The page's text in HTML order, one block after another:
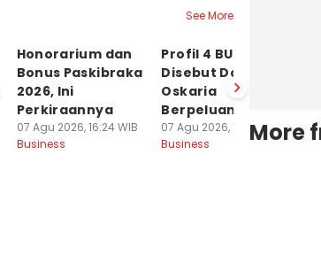
See More
Honorarium dan
Bonus Paskibraka
2026, Ini
Perkiraannya
07 Agu 2026, 16:24 WIB
Business
Profil 4 BUMN yang
Disebut Dony
Oskaria
Berpeluang IPO
07 Agu 2026, 16:18 WIB
Business
More